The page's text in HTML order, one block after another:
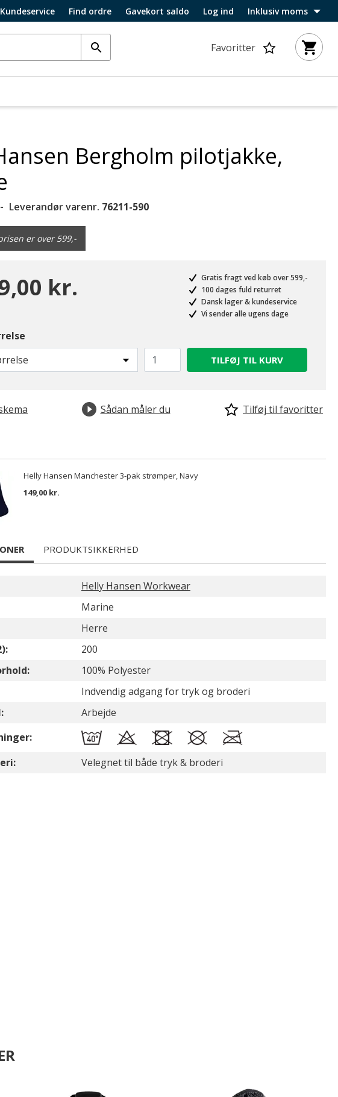
Kundeservice Find ordre Gavekort saldo Log ind Inklusiv moms
Favoritter
Bergholm pilotjakke,
Leverandør varenr. 76211-590
er over 599,-
kr.
Gratis fragt ved køb over 599,-
100 dages fuld returret
Dansk lager & kundeservice
Vi sender alle ugens dage
TILFØJ TIL KURV
Sådan måler du Tilføj til favoritter
Helly Hansen Manchester 3-pak strømper, Navy
149,00 kr.
PRODUKTSIKKERHED
Helly Hansen Workwear
Marine
Herre
200
100% Polyester
Indvendig adgang for tryk og broderi
Arbejde
Velegnet til både tryk & broderi